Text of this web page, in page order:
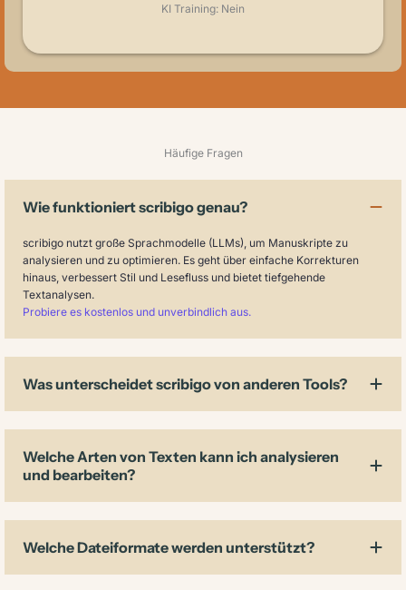
KI Training: Nein
Häufige Fragen
Wie funktioniert scribigo genau?
scribigo nutzt große Sprachmodelle (LLMs), um Manuskripte zu
analysieren und zu optimieren. Es geht über einfache Korrekturen
hinaus, verbessert Stil und Lesefluss und bietet tiefgehende
Textanalysen.
Probiere es kostenlos und unverbindlich aus.
Was unterscheidet scribigo von anderen Tools?
Welche Arten von Texten kann ich analysieren
und bearbeiten?
Welche Dateiformate werden unterstützt?